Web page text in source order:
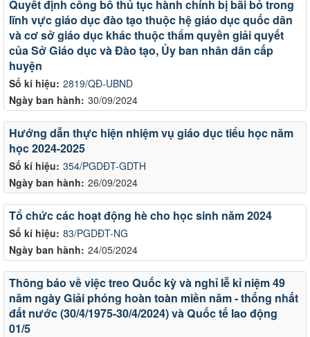
Số kí hiệu: 2819/QĐ-UBND
Ngày ban hành: 30/09/2024
Quyết định công bố thủ tục hành chính bị bãi bỏ trong
lĩnh vực giáo dục đào tạo thuộc hệ giáo dục quốc dân
và cơ sở giáo dục khác thuộc thẩm quyền giải quyết
của Sở Giáo dục và Đào tạo, Ủy ban nhân dân cấp
huyện
Số kí hiệu: 354/PGDĐT-GDTH
Ngày ban hành: 26/09/2024
Hướng dẫn thực hiện nhiệm vụ giáo dục tiểu học năm
học 2024-2025
Số kí hiệu: 83/PGDĐT-NG
Ngày ban hành: 24/05/2024
Tổ chức các hoạt động hè cho học sinh năm 2024
Thông báo về việc treo Quốc kỳ và nghỉ lễ kỉ niệm 49
năm ngày Giải phóng hoàn toàn miền năm - thống nhất
đất nước (30/4/1975-30/4/2024) và Quốc tế lao động
01/5